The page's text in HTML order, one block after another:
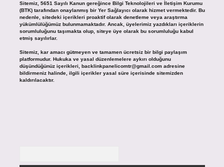
Sitemiz, 5651 Sayılı Kanun gereğince Bilgi Teknolojileri ve İletişim Kurumu
(BTK) tarafından onaylanmış bir Yer Sağlayıcı olarak hizmet vermektedir. Bu
nedenle, sitedeki içerikleri proaktif olarak denetleme veya araştırma
yükümlülüğümüz bulunmamaktadır. Ancak, üyelerimiz yazdıkları içeriklerin
sorumluluğunu taşımakta olup, siteye üye olarak bu sorumluluğu kabul
etmiş sayılırlar.
Sitemiz, kar amacı gütmeyen ve tamamen ücretsiz bir bilgi paylaşım
platformudur. Hukuka ve yasal düzenlemelere aykırı olduğunu
düşündüğünüz içerikleri, backlinkpanelicomtr@gmail.comadresine
bildirmeniz halinde, ilgili içerikler yasal süre içerisinde sitemizden
kaldırılacaktır.